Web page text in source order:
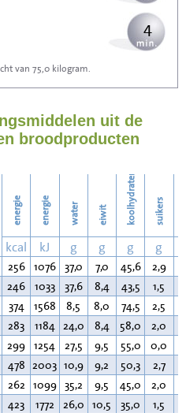
4
12
14
van 75,0 kilogram.
uit de
broodproducten
energie energie water eiwit koolhydraten suikers
kcal kJ g g g g
256 1076 37,0 7,0 45,6 2,9
246 1033 37,6 8,4 43,5 1,5
374 1568 8,5 8,0 74,5 2,5
283 1184 24,0 8,4 58,0 2,0
299 1254 27,5 9,5 55,0 0,0
478 2003 10,9 9,2 50,3 2,7
262 1099 35,2 9,5 45,0 2,0
423 1772 26,0 10,5 35,0 1,5